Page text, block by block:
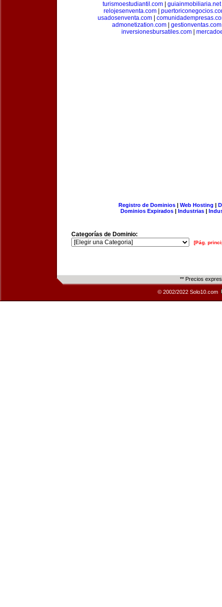
turismoestudiantil.com| guiainmobiliaria.net
relojesenventa.com|
usadosenventa.com|
admonetization.com| gestionventas.com
inversionesbursatiles.com|
Registro de Dominios| Web Hosting |
Dominios Expirados | Industrias |
Categorías de Dominio:
[Pág.
** Precios
© 2002/2022 Solo10.com